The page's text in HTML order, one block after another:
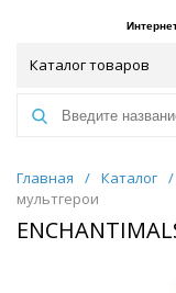
Каталог товаров
Главная / Каталог /
мультгерои